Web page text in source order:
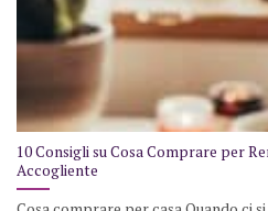
10 Consigli su Cosa Comprare per
Accogliente